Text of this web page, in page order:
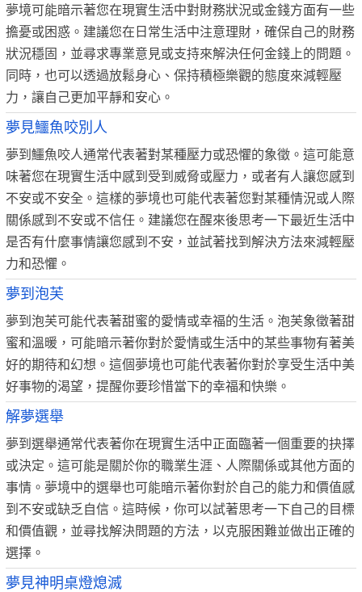
夢境可能暗示著您在現實生活中對財務狀況或金錢方面有一些
擔憂或困惑。建議您在日常生活中注意理財，確保自己的財務
狀況穩固，並尋求專業意見或支持來解決任何金錢上的問題。
同時，也可以透過放鬆身心、保持積極樂觀的態度來減輕壓
力，讓自己更加平靜和安心。
夢見鱷魚咬別人
夢到鱷魚咬人通常代表著對某種壓力或恐懼的象徵。這可能意
味著您在現實生活中感到受到威脅或壓力，或者有人讓您感到
不安或不安全。這樣的夢境也可能代表著您對某種情況或人際
關係感到不安或不信任。建議您在醒來後思考一下最近生活中
是否有什麼事情讓您感到不安，並試著找到解決方法來減輕壓
力和恐懼。
夢到泡芙
夢到泡芙可能代表著甜蜜的愛情或幸福的生活。泡芙象徵著甜
蜜和溫暖，可能暗示著你對於愛情或生活中的某些事物有著美
好的期待和幻想。這個夢境也可能代表著你對於享受生活中美
好事物的渴望，提醒你要珍惜當下的幸福和快樂。
解夢選舉
夢到選舉通常代表著你在現實生活中正面臨著一個重要的抉擇
或決定。這可能是關於你的職業生涯、人際關係或其他方面的
事情。夢境中的選舉也可能暗示著你對於自己的能力和價值感
到不安或缺乏自信。這時候，你可以試著思考一下自己的目標
和價值觀，並尋找解決問題的方法，以克服困難並做出正確的
選擇。
夢見神明桌燈熄滅